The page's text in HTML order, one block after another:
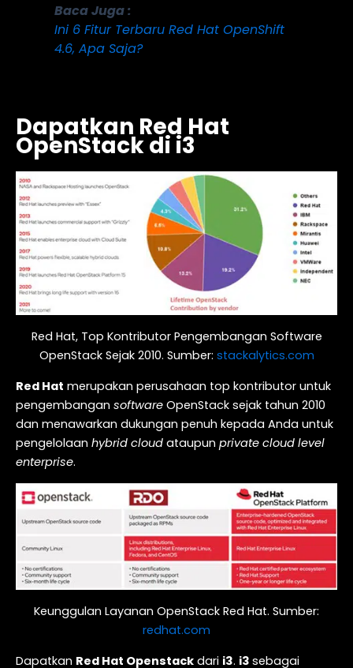
Baca Juga :
Ini 6 Fitur Terbaru Red Hat OpenShift
4.6, Apa Saja?
Dapatkan Red Hat
OpenStack di i3
Red Hat, Top Kontributor Pengembangan Software
OpenStack Sejak 2010. Sumber: stackalytics.com
Red Hat merupakan perusahaan top kontributor untuk
pengembangan software OpenStack sejak tahun 2010
dan menawarkan dukungan penuh kepada Anda untuk
pengelolaan hybrid cloud ataupun private cloud level
enterprise.
Keunggulan Layanan OpenStack Red Hat. Sumber:
redhat.com
Dapatkan Red Hat Openstack dari i3. i3 sebagai